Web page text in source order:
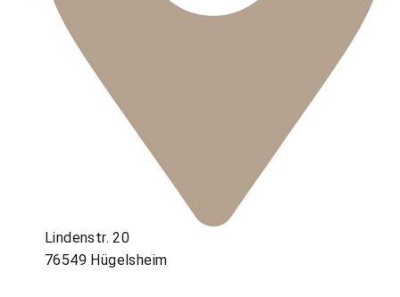
Lindenstr. 20
76549 Hügelsheim